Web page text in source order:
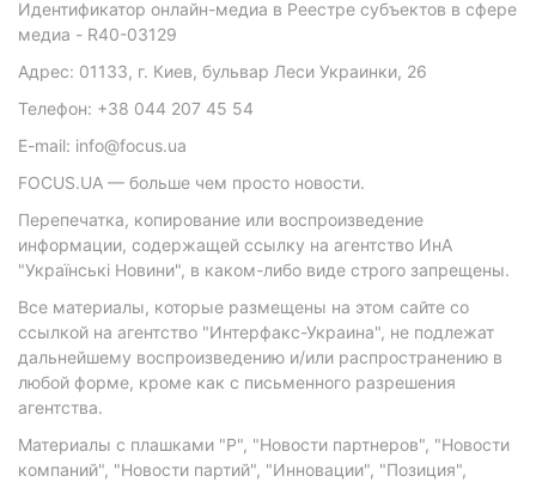
Идентификатор онлайн-медиа в Реестре субъектов в сфере
медиа - R40-03129
Адрес: 01133, г. Киев, бульвар Леси Украинки, 26
Телефон: +38 044 207 45 54
E-mail: info@focus.ua
FOCUS.UA — больше чем просто новости.
Перепечатка, копирование или воспроизведение
информации, содержащей ссылку на агентство ИнА
"Українські Новини", в каком-либо виде строго запрещены.
Все материалы, которые размещены на этом сайте со
ссылкой на агентство "Интерфакс-Украина", не подлежат
дальнейшему воспроизведению и/или распространению в
любой форме, кроме как с письменного разрешения
агентства.
Материалы с плашками "Р", "Новости партнеров", "Новости
компаний", "Новости партий", "Инновации", "Позиция",